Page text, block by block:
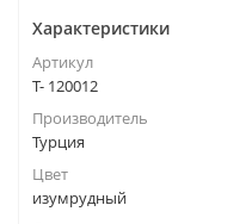
Характеристики
Артикул
Т- 120012
Производитель
Турция
Цвет
изумрудный